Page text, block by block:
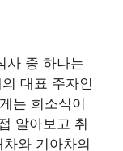
사 중 하나는
대표 주자인
는 희소식이
알아보고 취
와 기아차의